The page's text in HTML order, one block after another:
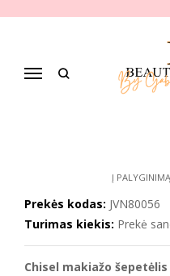
Navigacija
Pagrindinis PREKIŲ
JVONE MILANO Chisnel
JVONE MILANO
Į PALYGINIMĄ
Prekės kodas: JVN80056
Turimas kiekis: Prekė
Chisel makiažo šepetėlis